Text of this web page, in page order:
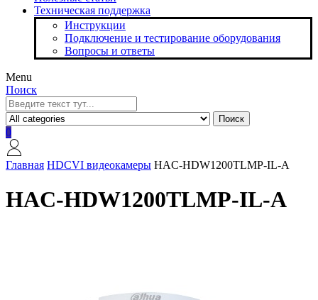
Техническая поддержка
Инструкции
Подключение и тестирование оборудования
Вопросы и ответы
Menu
Поиск
Поиск
0
Главная HDCVI видеокамеры HAC-HDW1200TLMP-IL-A
HAC-HDW1200TLMP-IL-A